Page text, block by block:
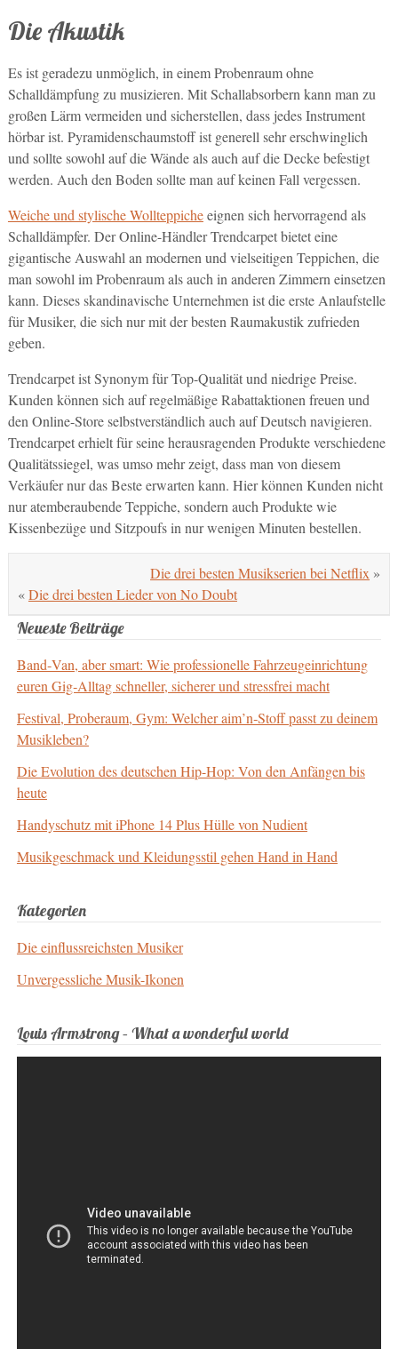
Die Akustik
Es ist geradezu unmöglich, in einem Probenraum ohne
Schalldämpfung zu musizieren. Mit Schallabsorbern kann man zu
großen Lärm vermeiden und sicherstellen, dass jedes Instrument
hörbar ist. Pyramidenschaumstoff ist generell sehr erschwinglich
und sollte sowohl auf die Wände als auch auf die Decke befestigt
werden. Auch den Boden sollte man auf keinen Fall vergessen.
Weiche und stylische Wollteppicheeignen sich hervorragend als
Schalldämpfer. Der Online-Händler Trendcarpet bietet eine
gigantische Auswahl an modernen und vielseitigen Teppichen, die
man sowohl im Probenraum als auch in anderen Zimmern einsetzen
kann. Dieses skandinavische Unternehmen ist die erste Anlaufstelle
für Musiker, die sich nur mit der besten Raumakustik zufrieden
geben.
Trendcarpet ist Synonym für Top-Qualität und niedrige Preise.
Kunden können sich auf regelmäßige Rabattaktionen freuen und
den Online-Store selbstverständlich auch auf Deutsch navigieren.
Trendcarpet erhielt für seine herausragenden Produkte verschiedene
Qualitätssiegel, was umso mehr zeigt, dass man von diesem
Verkäufer nur das Beste erwarten kann. Hier können Kunden nicht
nur atemberaubende Teppiche, sondern auch Produkte wie
Kissenbezüge und Sitzpoufs in nur wenigen Minuten bestellen.
Die drei besten Musikserien bei Netflix »
«Die drei besten Lieder von No Doubt
Neueste Beiträge
Band‑Van, aber smart: Wie professionelle Fahrzeugeinrichtung
euren Gig‑Alltag schneller, sicherer und stressfrei macht
Festival, Proberaum, Gym: Welcher aim’n‑Stoff passt zu deinem
Musikleben?
Die Evolution des deutschen Hip-Hop: Von den Anfängen bis
heute
Handyschutz mit iPhone 14 Plus Hülle von Nudient
Musikgeschmack und Kleidungsstil gehen Hand in Hand
Kategorien
Die einflussreichsten Musiker
Unvergessliche Musik-Ikonen
Louis Armstrong – What a wonderful world